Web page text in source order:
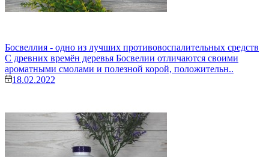
Босвеллия - одно из лучших противовоспалительных средств
С древних времён деревья Босвелии отличаются своими
ароматными смолами и полезной корой, положительн..
18.02.2022